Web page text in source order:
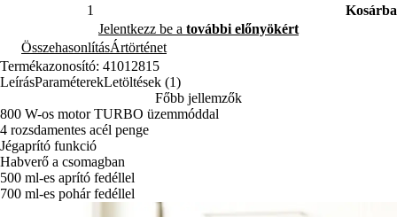
Kosárba
Jelentkezz be a további előnyökért
ÖsszehasonlításÁrtörténet
Termékazonosító: 41012815
LeírásParaméterekLetöltések (1)
Főbb jellemzők
800 W-os motor TURBO üzemmóddal
4 rozsdamentes acél penge
Jégaprító funkció
Habverő a csomagban
500 ml-es aprító fedéllel
700 ml-es pohár fedéllel